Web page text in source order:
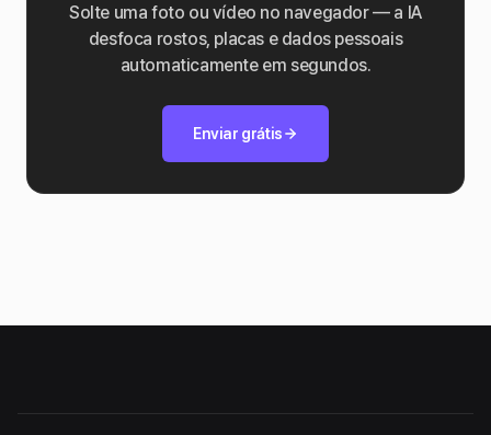
Solte uma foto ou vídeo no navegador — a IA
desfoca rostos, placas e dados pessoais
automaticamente em segundos.
Enviar grátis